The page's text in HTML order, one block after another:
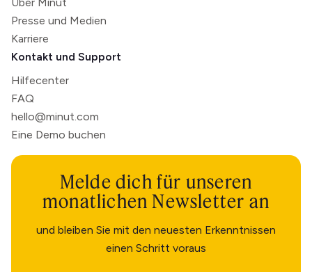
Presse und Medien
Karriere
Kontakt und Support
Hilfecenter
FAQ
hello@minut.com
Eine Demo buchen
Melde dich für unseren
monatlichen Newsletter an
und bleiben Sie mit den neuesten Erkenntnissen
einen Schritt voraus